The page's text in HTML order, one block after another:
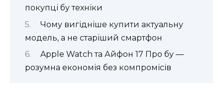
покупці бу техніки
Чому вигідніше купити актуальну
модель, а не старіший смартфон
Apple Watch та Айфон 17 Про бу —
розумна економія без компромісів